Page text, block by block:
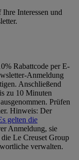
Interessen und
Rabattcode per E-
Anmeldung
Anschließend
zu 10 Minuten
Prüfen
Hinweis: Der
gelten die
Anmeldung, sie
Le Creuset Group
verwalten.